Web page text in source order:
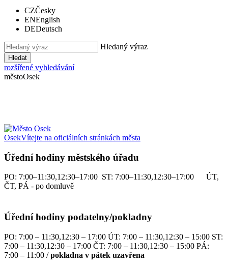
CZČesky
ENEnglish
DEDeutsch
Hledaný výraz
Hledat
rozšířené vyhledávání
městoOsek
OsekVítejte na oficiálních stránkách města
Úřední hodiny městského úřadu
PO: 7:00–11:30,12:30–17:00 ST: 7:00–11:30,12:30–17:00 ÚT,
ČT, PÁ - po domluvě
Úřední hodiny podatelny/pokladny
PO: 7:00 – 11:30,12:30 – 17:00 ÚT: 7:00 – 11:30,12:30 – 15:00 ST:
7:00 – 11:30,12:30 – 17:00 ČT: 7:00 – 11:30,12:30 – 15:00 PÁ:
7:00 – 11:00 /pokladna v pátek uzavřena